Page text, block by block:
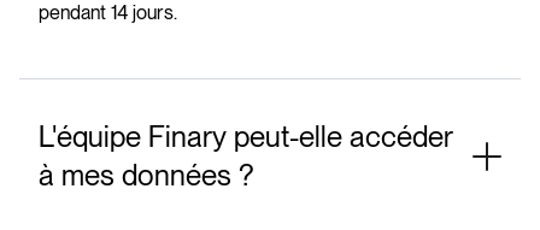
pendant 14 jours.
L'équipe Finary peut-elle accéder
à mes données ?